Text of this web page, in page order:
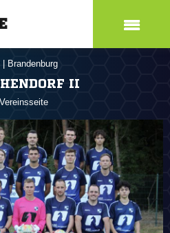
Brandenburg
II